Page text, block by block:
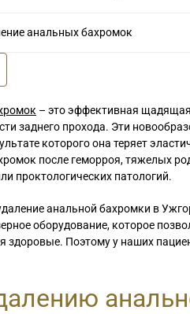
анальных бахромок
– это эффективная
заднего прохода. Эти
которого она теряет
после геморроя, тяжелых
проктологических патологий.
анальной бахромки в
оборудование, которое
здоровые. Поэтому у наших